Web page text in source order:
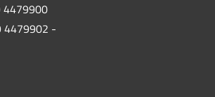
4479900
4479902 -